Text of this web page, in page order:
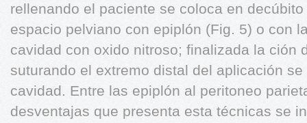
rellenando el paciente se coloca en
espacio pelviano con epiplón (Fig. 5) o con
cavidad con oxido nitroso; finalizada la ción
suturando el extremo distal del aplicación
cavidad. Entre las epiplón al peritoneo
desventajas que presenta esta técnicas se